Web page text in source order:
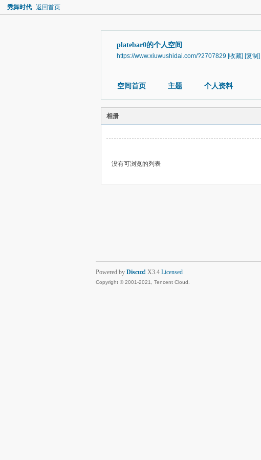
秀舞时代 返回首页
platebar0的个人空间
https://www.xiuwushidai.com/?2707829 [收藏] [复制]
空间首页 主题 个人资料
相册
没有可浏览的列表
Powered by Discuz! X3.4 Licensed
Copyright © 2001-2021, Tencent Cloud.